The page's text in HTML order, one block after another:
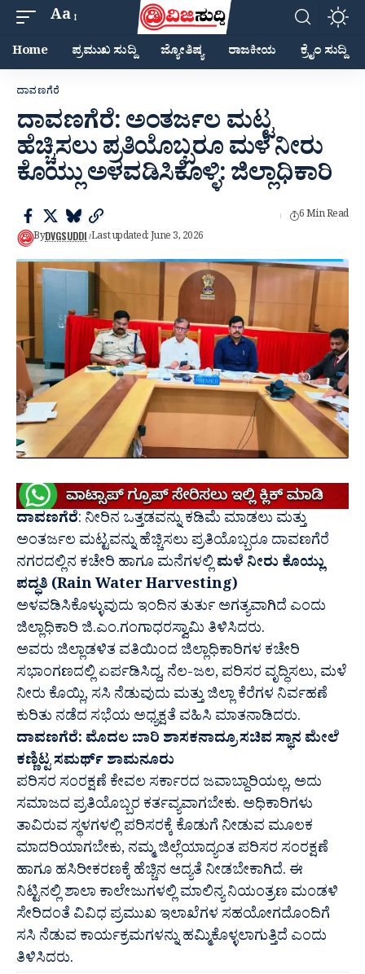
Aa
Home ಪ್ರಮುಖ ಸುದ್ದಿ ಜ್ಯೋತಿಷ್ಯ ರಾಜಕೀಯ ಕ್ರೈಂ ಸುದ್ದಿ
ದಾವಣಗೆರೆ
ದಾವಣಗೆರೆ: ಅಂತರ್ಜಲ ಮಟ್ಟ
ಹೆಚ್ಚಿಸಲು ಪ್ರತಿಯೊಬ್ಬರೂ ಮಳೆ ನೀರು
ಕೊಯ್ಲು ಅಳವಡಿಸಿಕೊಳ್ಳಿ: ಜಿಲ್ಲಾಧಿಕಾರಿ
ByDVGSUDDI Last updated: June 3, 2026
6 Min Read
ದಾವಣಗೆರೆ: ನೀರಿನ ಒತ್ತಡವನ್ನು ಕಡಿಮೆ ಮಾಡಲು ಮತ್ತು
ಅಂತರ್ಜಲ ಮಟ್ಟವನ್ನು ಹೆಚ್ಚಿಸಲು ಪ್ರತಿಯೊಬ್ಬರೂ ದಾವಣಗೆರೆ
ನಗರದಲ್ಲಿನ ಕಚೇರಿ ಹಾಗೂ ಮನೆಗಳಲ್ಲಿಮಳೆ ನೀರು ಕೊಯ್ಲು
ಪದ್ಧತಿ (Rain Water Harvesting)
ಅಳವಡಿಸಿಕೊಳ್ಳುವುದು ಇಂದಿನ ತುರ್ತು ಅಗತ್ಯವಾಗಿದೆ ಎಂದು
ಜಿಲ್ಲಾಧಿಕಾರಿ ಜಿ.ಎಂ.ಗಂಗಾಧರಸ್ವಾಮಿ ತಿಳಿಸಿದರು.
ಅವರು ಜಿಲ್ಲಾಡಳಿತ ವತಿಯಿಂದ ಜಿಲ್ಲಾಧಿಕಾರಿಗಳ ಕಚೇರಿ
ಸಭಾಂಗಣದಲ್ಲಿ ಏರ್ಪಡಿಸಿದ್ದ, ನೆಲ-ಜಲ, ಪರಿಸರ ವೃದ್ಧಿಸಲು, ಮಳೆ
ನೀರು ಕೊಯ್ಲಿ, ಸಸಿ ನೆಡುವುದು ಮತ್ತು ಜಿಲ್ಲಾ ಕೆರೆಗಳ ನಿರ್ವಹಣೆ
ಕುರಿತು ನಡೆದ ಸಭೆಯ ಅಧ್ಯಕ್ಷತೆ ವಹಿಸಿ ಮಾತನಾಡಿದರು.
ದಾವಣಗೆರೆ: ಮೊದಲ ಬಾರಿ ಶಾಸಕನಾದ್ರೂ ಸಚಿವ ಸ್ಥಾನ ಮೇಲೆ
ಕಣ್ಣಿಟ್ಟ ಸಮರ್ಥ್ ಶಾಮನೂರು
ಪರಿಸರ ಸಂರಕ್ಷಣೆ ಕೇವಲ ಸರ್ಕಾರದ ಜವಾಬ್ದಾರಿಯಲ್ಲ, ಅದು
ಸಮಾಜದ ಪ್ರತಿಯೊಬ್ಬರ ಕರ್ತವ್ಯವಾಗಬೇಕು. ಅಧಿಕಾರಿಗಳು
ತಾವಿರುವ ಸ್ಥಳಗಳಲ್ಲಿ ಪರಿಸರಕ್ಕೆ ಕೊಡುಗೆ ನೀಡುವ ಮೂಲಕ
ಮಾದರಿಯಾಗಬೇಕು, ನಮ್ಮ ಜಿಲ್ಲೆಯಾದ್ಯಂತ ಪರಿಸರ ಸಂರಕ್ಷಣೆ
ಹಾಗೂ ಹಸಿರೀಕರಣಕ್ಕೆ ಹೆಚ್ಚಿನ ಆದ್ಯತೆ ನೀಡಬೇಕಾಗಿದೆ. ಈ
ನಿಟ್ಟಿನಲ್ಲಿ ಶಾಲಾ ಕಾಲೇಜುಗಳಲ್ಲಿ ಮಾಲಿನ್ಯ ನಿಯಂತ್ರಣ ಮಂಡಳಿ
ಸೇರಿದಂತೆ ವಿವಿಧ ಪ್ರಮುಖ ಇಲಾಖೆಗಳ ಸಹಯೋಗದೊಂದಿಗೆ
ಸಸಿ ನೆಡುವ ಕಾರ್ಯಕ್ರಮಗಳನ್ನು ಹಮ್ಮಿಕೊಳ್ಳಲಾಗುತ್ತಿದೆ ಎಂದು
ತಿಳಿಸಿದರು.